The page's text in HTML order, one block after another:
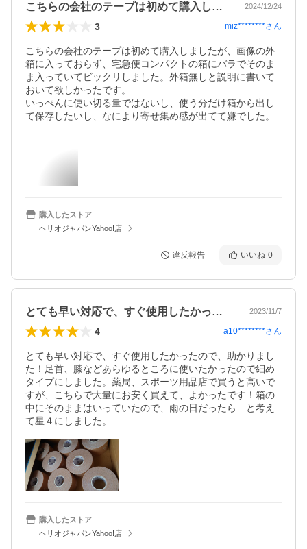
こちらの会社のテープは初めて購入しまし… 2024/12/24
3 miz********さん
こちらの会社のテープは初めて購入しましたが、画像の外
箱に入っておらず、宅急便コンパクトの箱にバラでそのま
ま入っていてビックリしました。外箱無しと説明に書いて
おいて欲しかったです。
いっぺんに使い切る量ではないし、使う分だけ箱から出し
て保存したいし、なにより寄せ集め感が出てて嫌でした。
購入したストア
ヘリオジャパンYahoo!店
違反報告 いいね 0
とても早い対応で、すぐ使用したかったの… 2023/11/7
4 a10********さん
とても早い対応で、すぐ使用したかったので、助かりまし
た！足首、膝などあらゆるところに使いたかったので細め
タイプにしました。薬局、スポーツ用品店で買うと高いで
すが、こちらで大量にお安く買えて、よかったです！箱の
中にそのままはいっていたので、雨の日だったら…と考え
て星４にしました。
購入したストア
ヘリオジャパンYahoo!店